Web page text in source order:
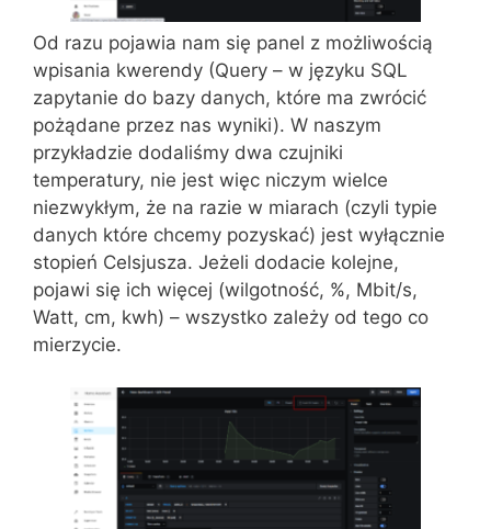
Od razu pojawia nam się panel z możliwością
wpisania kwerendy (Query – w języku SQL
zapytanie do bazy danych, które ma zwrócić
pożądane przez nas wyniki). W naszym
przykładzie dodaliśmy dwa czujniki
temperatury, nie jest więc niczym wielce
niezwykłym, że na razie w miarach (czyli typie
danych które chcemy pozyskać) jest wyłącznie
stopień Celsjusza. Jeżeli dodacie kolejne,
pojawi się ich więcej (wilgotność, %, Mbit/s,
Watt, cm, kwh) – wszystko zależy od tego co
mierzycie.